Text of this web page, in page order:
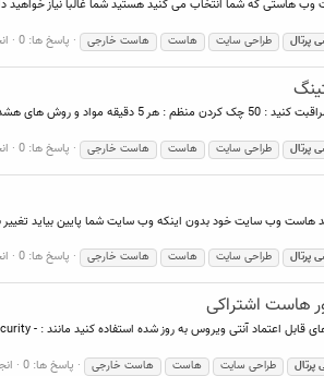
که شما انتخاب می کنید هستید شما غالبا نیاز خواهید داشت
پرتال طراحی سایت هاست هاست خارجی پاسخ ها: 0
پرتال طراحی سایت هاست هاست خارجی پاسخ ها: 0
وب سایت خود بدون اینکه وب سایت شما پایین بیاید
پرتال طراحی سایت هاست هاست خارجی پاسخ ها: 0
هاست اشتراکی
پرتال طراحی سایت هاست هاست خارجی پاسخ ها: 0